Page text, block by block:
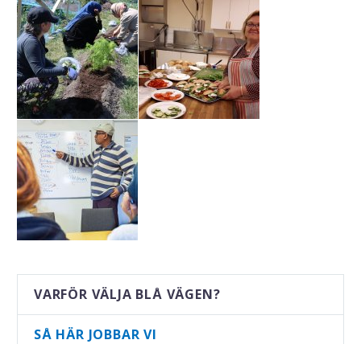
VARFÖR VÄLJA BLÅ VÄGEN?
SÅ HÄR JOBBAR VI